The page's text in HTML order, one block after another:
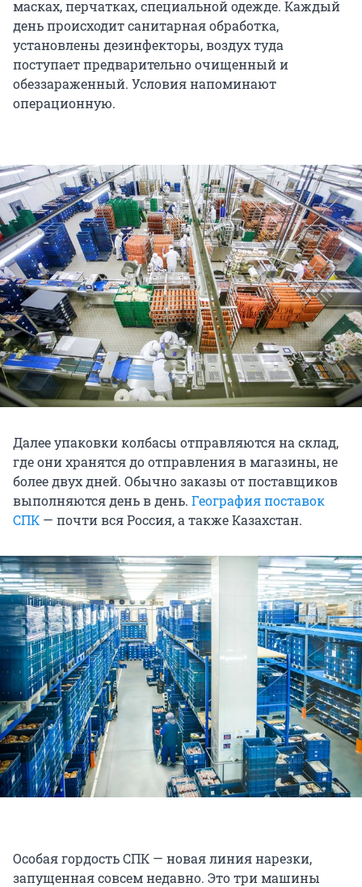
масках, перчатках, специальной одежде. Каждый
день происходит санитарная обработка,
установлены дезинфекторы, воздух туда
поступает предварительно очищенный и
обеззараженный. Условия напоминают
операционную.
Далее упаковки колбасы отправляются на склад,
где они хранятся до отправления в магазины, не
более двух дней. Обычно заказы от поставщиков
выполняются день в день. География поставок
СПК — почти вся Россия, а также Казахстан.
Особая гордость СПК — новая линия нарезки,
запущенная совсем недавно. Это три машины